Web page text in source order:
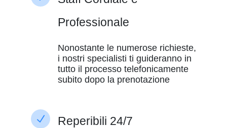
Professionale
Nonostante le numerose richieste,
i nostri specialisti ti guideranno in
tutto il processo telefonicamente
subito dopo la prenotazione
N Reperibili 24/7